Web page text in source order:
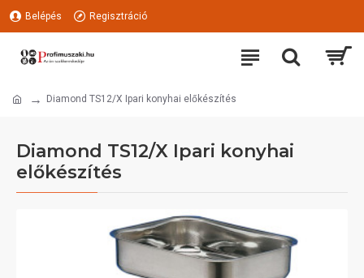
Belépés Regisztráció
Diamond TS12/X Ipari konyhai előkészítés
Diamond TS12/X Ipari konyhai
előkészítés